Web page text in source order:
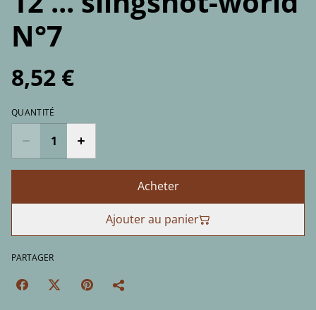
N°7
8,52 €
QUANTITÉ
Acheter
Ajouter au panier
PARTAGER